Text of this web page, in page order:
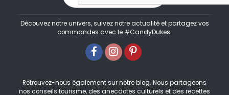
Découvez notre univers, suivez notre actualité et partagez vos
commandes avec le #CandyDukes.
Retrouvez-nous également sur notre blog. Nous partageons
nos conseils tourisme, des anecdotes culturels et des recettes